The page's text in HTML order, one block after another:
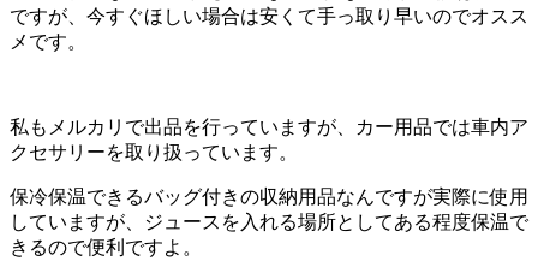
ですが、今すぐほしい場合は安くて手っ取り早いのでオスス
メです。
私もメルカリで出品を行っていますが、カー用品では車内ア
クセサリーを取り扱っています。
保冷保温できるバッグ付きの収納用品なんですが実際に使用
していますが、ジュースを入れる場所としてある程度保温で
きるので便利ですよ。